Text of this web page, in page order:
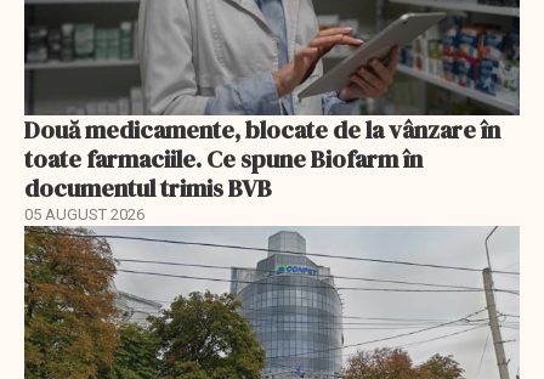
Două medicamente, blocate de la vânzare în
toate farmaciile. Ce spune Biofarm în
documentul trimis BVB
05 AUGUST 2026